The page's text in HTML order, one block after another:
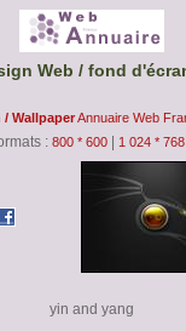
Web / fond
WallpaperAnnuaire Web
: 800 * 600 1 024 * 768
yin and yang